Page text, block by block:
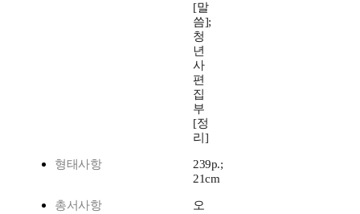
[말
씀];
청
년
사
편
집
부
[정
리]
형태사항
239p.;
21cm
총서사항
오